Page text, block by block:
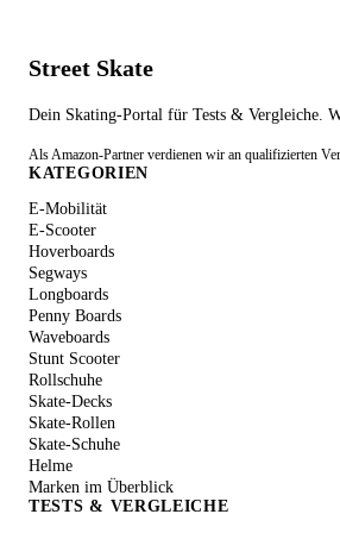
Street Skate
Dein Skating-Portal für Tests & Vergleiche.
Als Amazon-Partner verdienen wir an qualifizierten
KATEGORIEN
E-Mobilität
E-Scooter
Hoverboards
Segways
Longboards
Penny Boards
Waveboards
Stunt Scooter
Rollschuhe
Skate-Decks
Skate-Rollen
Skate-Schuhe
Helme
Marken im Überblick
TESTS & VERGLEICHE